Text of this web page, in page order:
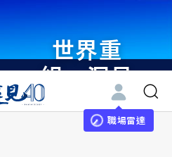
世界重
組・洞見
未來 與
世界領袖
職場雷達